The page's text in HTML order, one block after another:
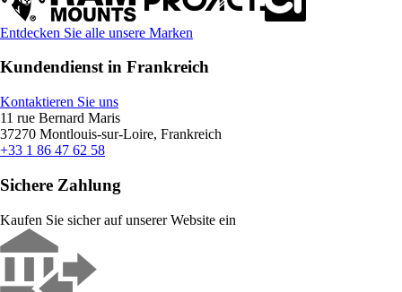
Entdecken Sie alle unsere Marken
Kundendienst in Frankreich
Kontaktieren Sie uns
11 rue Bernard Maris
37270 Montlouis-sur-Loire, Frankreich
+33 1 86 47 62 58
Sichere Zahlung
Kaufen Sie sicher auf unserer Website ein